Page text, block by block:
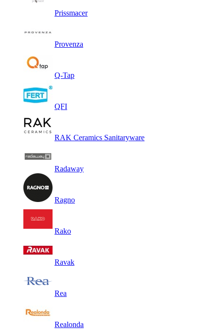
Prissmacer
Provenza
Q-Tap
QFI
RAK Ceramics Sanitaryware
Radaway
Ragno
Rako
Ravak
Rea
Realonda